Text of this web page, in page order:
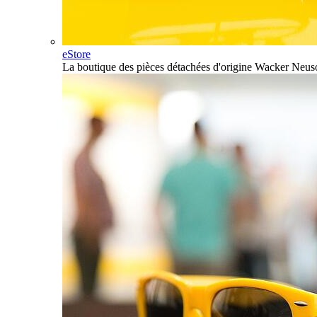
eStore
La boutique des pièces détachées d'origine Wacker